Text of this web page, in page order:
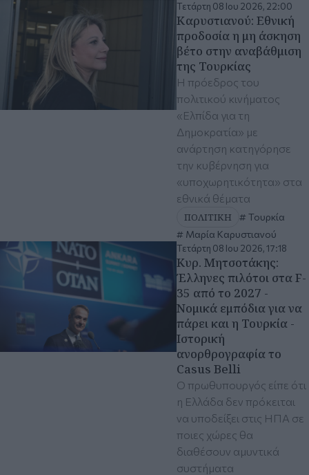
Τετάρτη 08 Ιου 2026, 22:00
Καρυστιανού: Εθνική
προδοσία η μη άσκηση
βέτο στην αναβάθμιση
της Τουρκίας
H πρόεδρος του
πολιτικού κινήματος
«Ελπίδα για τη
Δημοκρατία» με
ανάρτηση κατηγόρησε
την κυβέρνηση για
«υποχωρητικότητα» στα
εθνικά θέματα
ΠΟΛΙΤΙΚΗ
Τουρκία
Μαρία Καρυστιανού
Τετάρτη 08 Ιου 2026, 17:18
Κυρ. Μητσοτάκης:
Έλληνες πιλότοι στα F-
35 από το 2027 -
Νομικά εμπόδια για να
πάρει και η Τουρκία -
Ιστορική
ανορθρογραφία το
Casus Belli
Ο πρωθυπουργός είπε ότι
η Ελλάδα δεν πρόκειται
να υποδείξει στις ΗΠΑ σε
ποιες χώρες θα
διαθέσουν αμυντικά
συστήματα